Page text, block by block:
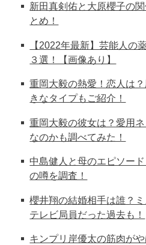
新田真剣佑と大原櫻子の
とめ！
【2022年最新】芸能人の
３選！【画像あり】
重岡大毅の熱愛！恋人は
きなタイプもご紹介！
重岡大毅の彼女は？愛用
なのかも調べてみた！
中島健人と母のエピソー
の噂を調査！
櫻井翔の結婚相手は誰？
テレビ局員だった過去も！
キンプリ岸優太の筋肉が